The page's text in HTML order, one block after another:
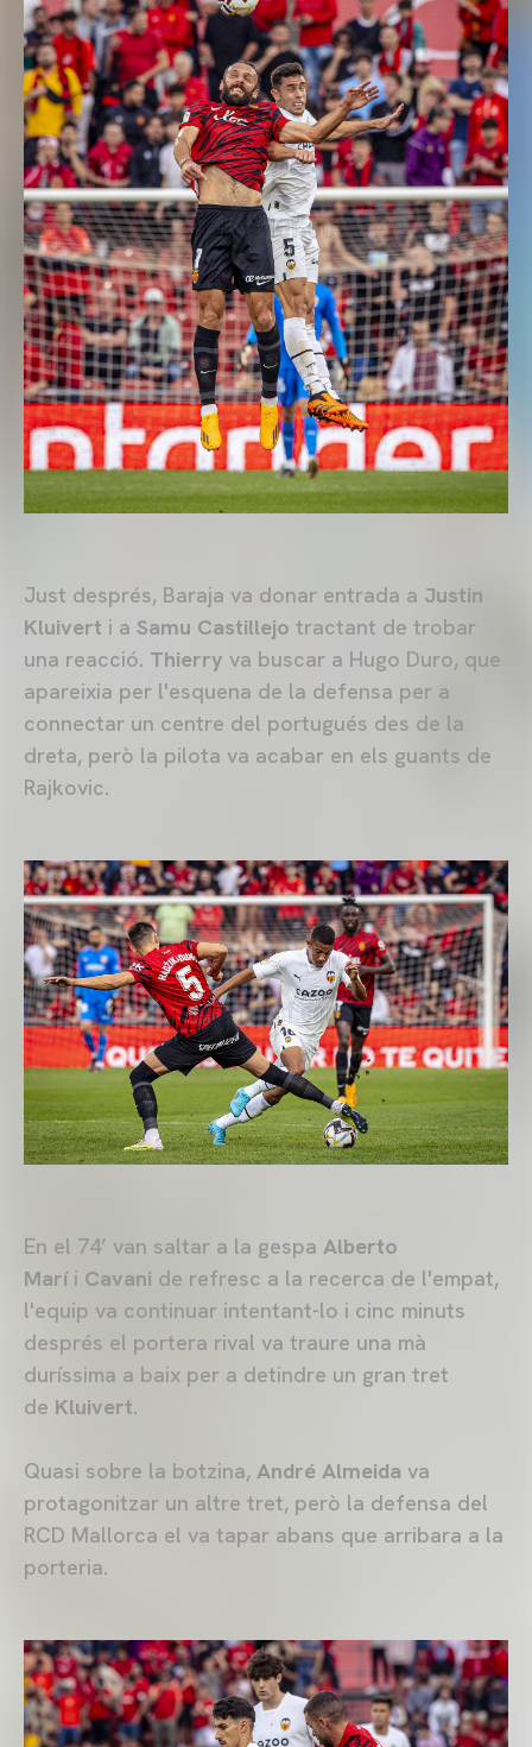
Just després, Baraja va donar entrada a Justin
Kluivert i a Samu Castillejo tractant de trobar
una reacció. Thierry va buscar a Hugo Duro, que
apareixia per l'esquena de la defensa per a
connectar un centre del portugués des de la
dreta, però la pilota va acabar en els guants de
Rajkovic.
En el 74’ van saltar a la gespa Alberto
Maríi Cavani de refresc a la recerca de l'empat,
l'equip va continuar intentant-lo i cinc minuts
després el portera rival va traure una mà
duríssima a baix per a detindre un gran tret
de Kluivert.
Quasi sobre la botzina, André Almeida va
protagonitzar un altre tret, però la defensa del
RCD Mallorca el va tapar abans que arribara a la
porteria.